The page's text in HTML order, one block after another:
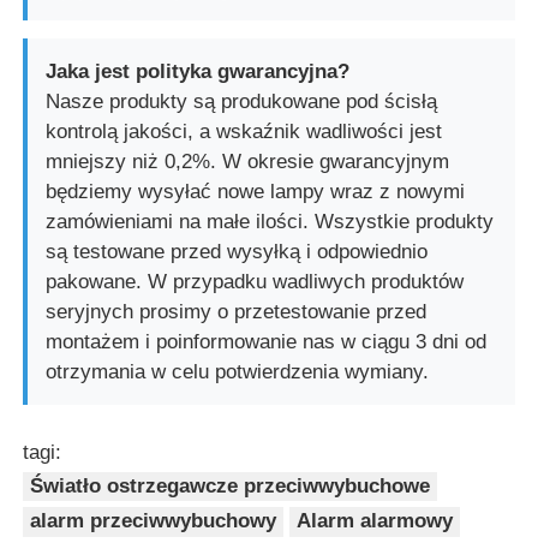
Jaka jest polityka gwarancyjna?
Nasze produkty są produkowane pod ścisłą
kontrolą jakości, a wskaźnik wadliwości jest
mniejszy niż 0,2%. W okresie gwarancyjnym
będziemy wysyłać nowe lampy wraz z nowymi
zamówieniami na małe ilości. Wszystkie produkty
są testowane przed wysyłką i odpowiednio
pakowane. W przypadku wadliwych produktów
seryjnych prosimy o przetestowanie przed
montażem i poinformowanie nas w ciągu 3 dni od
otrzymania w celu potwierdzenia wymiany.
tagi:
Światło ostrzegawcze przeciwwybuchowe
alarm przeciwwybuchowy
Alarm alarmowy